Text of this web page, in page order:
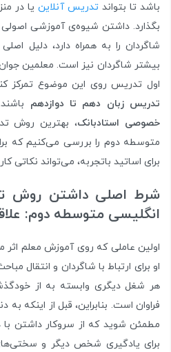
باشد تا بتواند تدریس آنلاین یا در
بگذارد. داشتن شیوه‌ی آموزشی
شاگردان را به همراه دارد، دلیل
بیشتر شاگردان نیز است. معلمین جوان
اول تدریس روی این موضوع تمرکز
تدریس زبان دهم تا دوازدهم
خصوصی استادبانک، بهترین روش
متوسطه دوم را بررسی می‌کنیم که
برای اساتید باتجربه، می‌تواند نکاتی
شرط اصلی داشتن روش
انگلیسی متوسطه دوم:
اولین عاملی که روی آموزش معلم اثر
او برای ارتباط با شاگردان و انتقال
هر شغل دیگری وابسته به از
فراوان است. بنابراین، قبل از اینکه
مطمئن شوید که از سروکار داشتن
برای یادگیری شخص دیگر و